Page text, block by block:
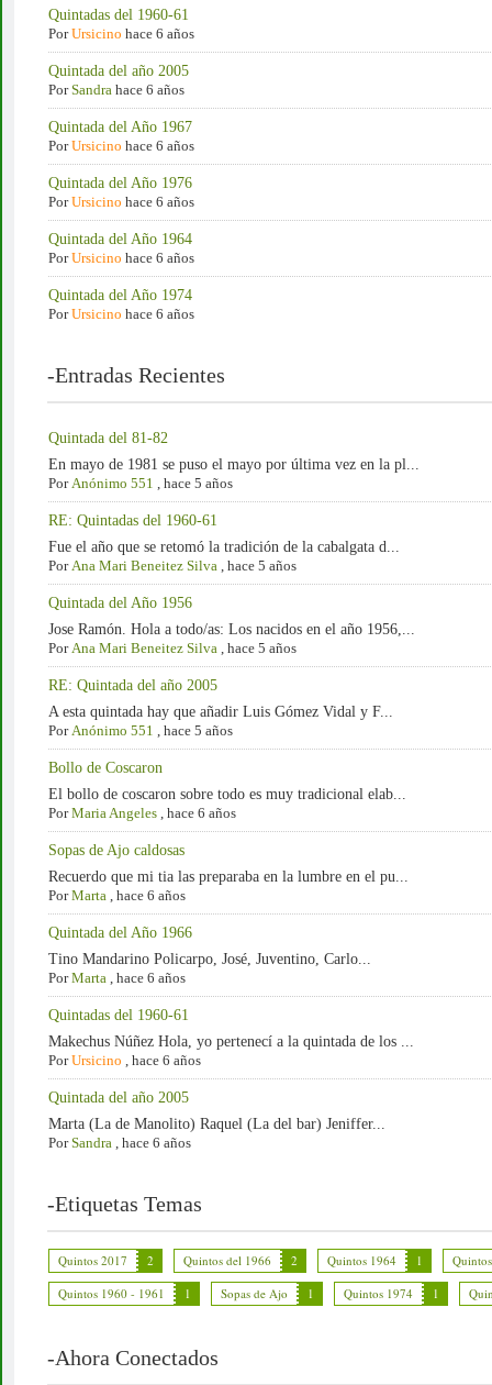
Quintadas del 1960-61
PorUrsicino hace 6 años
Quintada del año 2005
PorSandra hace 6 años
Quintada del Año 1967
PorUrsicino hace 6 años
Quintada del Año 1976
PorUrsicino hace 6 años
Quintada del Año 1964
PorUrsicino hace 6 años
Quintada del Año 1974
PorUrsicino hace 6 años
-Entradas Recientes
Quintada del 81-82
En mayo de 1981 se puso el mayo por última vez en la pl...
PorAnónimo 551 , hace 5 años
RE: Quintadas del 1960-61
Fue el año que se retomó la tradición de la cabalgata d...
PorAna Mari Beneitez Silva , hace 5 años
Quintada del Año 1956
Jose Ramón. Hola a todo/as: Los nacidos en el año 1956,...
PorAna Mari Beneitez Silva , hace 5 años
RE: Quintada del año 2005
A esta quintada hay que añadir Luis Gómez Vidal y F...
PorAnónimo 551 , hace 5 años
Bollo de Coscaron
El bollo de coscaron sobre todo es muy tradicional elab...
PorMaria Angeles , hace 6 años
Sopas de Ajo caldosas
Recuerdo que mi tia las preparaba en la lumbre en el pu...
PorMarta , hace 6 años
Quintada del Año 1966
Tino Mandarino Policarpo, José, Juventino, Carlo...
PorMarta , hace 6 años
Quintadas del 1960-61
Makechus Núñez Hola, yo pertenecí a la quintada de los ...
PorUrsicino , hace 6 años
Quintada del año 2005
Marta (La de Manolito) Raquel (La del bar) Jeniffer...
PorSandra , hace 6 años
-Etiquetas Temas
Quintos 2017 2 Quintos del 1966 2 Quintos 1964 1
Quintos 1960 - 1961
1 Sopas de Ajo 1 Quintos 1974 1
-Ahora Conectados